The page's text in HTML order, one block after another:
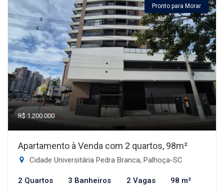
Pronto para Morar
R$ 1.200.000
Apartamento à Venda com 2 quartos, 98m²
Cidade Universitária Pedra Branca, Palhoça-SC
2 Quartos 3 Banheiros 2 Vagas 98 m²